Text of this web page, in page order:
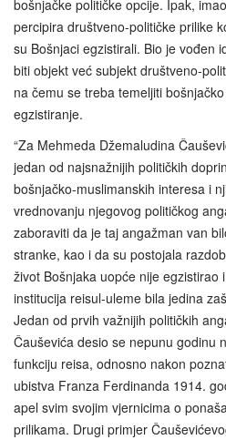
bošnjačke političke opcije. Ipak,
percipira društveno-političke prilike
su Bošnjaci egzistirali. Bio je vođen
biti objekt već subjekt društveno-
na čemu se treba temeljiti
egzistiranje.
“Za Mehmeda Džemaludina
jedan od najsnažnijih političkih
bošnjačko-muslimanskih interesa i
vrednovanju njegovog političkog
zaboraviti da je taj angažman van
stranke, kao i da su postojala
život Bošnjaka uopće nije egzistirao
institucija reisul-uleme bila jedina
Jedan od prvih važnijih političkih
Čauševića desio se nepunu godinu
funkciju reisa, odnosno nakon
ubistva Franza Ferdinanda 1914.
apel svim svojim vjernicima o
prilikama. Drugi primjer